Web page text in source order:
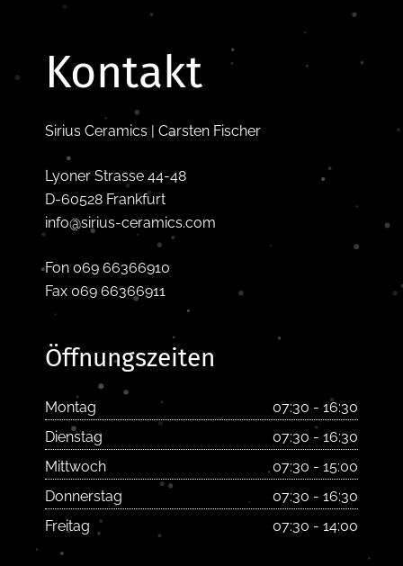
Kontakt
Sirius Ceramics | Carsten Fischer
Lyoner Strasse 44-48
D-60528 Frankfurt
info@sirius-ceramics.com
Fon 069 66366910
Fax 069 66366911
Öffnungszeiten
Montag
07:30 - 16:30
Dienstag
07:30 - 16:30
Mittwoch
07:30 - 15:00
Donnerstag
07:30 - 16:30
Freitag
07:30 - 14:00